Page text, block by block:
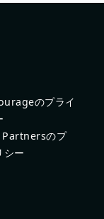
のプライ
のプ
シー